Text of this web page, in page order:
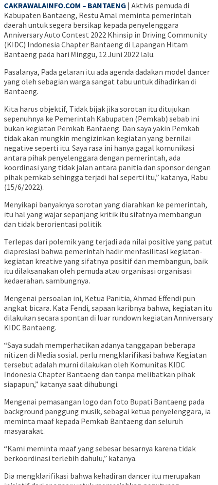
CAKRAWALAINFO.COM – BANTAENG | Aktivis pemuda di
Kabupaten Bantaeng, Restu Amal meminta pemerintah
daerah untuk segera bersikap kepada penyelenggara
Anniversary Auto Contest 2022 Khinsip in Driving Community
(KIDC) Indonesia Chapter Bantaeng di Lapangan Hitam
Bantaeng pada hari Minggu, 12 Juni 2022 lalu.
Pasalanya, Pada gelaran itu ada agenda dadakan model dancer
yang oleh sebagian warga sangat tabu untuk dihadirkan di
Bantaeng.
Kita harus objektif, Tidak bijak jika sorotan itu ditujukan
sepenuhnya ke Pemerintah Kabupaten (Pemkab) sebab ini
bukan kegiatan Pemkab Bantaeng. Dan saya yakin Pemkab
tidak akan mungkin mengizinkan kegiatan yang bernilai
negative seperti itu. Saya rasa ini hanya gagal komunikasi
antara pihak penyelenggara dengan pemerintah, ada
koordinasi yang tidak jalan antara panitia dan sponsor dengan
pihak pemkab sehingga terjadi hal seperti itu,” katanya, Rabu
(15/6/2022).
Menyikapi banyaknya sorotan yang diarahkan ke pemerintah,
itu hal yang wajar sepanjang kritik itu sifatnya membangun
dan tidak berorientasi politik.
Terlepas dari polemik yang terjadi ada nilai positive yang patut
diapresiasi bahwa pemerintah hadir menfasilitasi kegiatan-
kegiatan kreative yang sifatnya positif dan membangun, baik
itu dilaksanakan oleh pemuda atau organisasi organisasi
kedaerahan. sambungnya.
Mengenai persoalan ini, Ketua Panitia, Ahmad Effendi pun
angkat bicara. Kata Fendi, sapaan karibnya bahwa, kegiatan itu
dilakukan secara spontan di luar rundown kegiatan Anniversary
KIDC Bantaeng.
“Saya sudah memperhatikan adanya tanggapan beberapa
nitizen di Media sosial. perlu mengklarifikasi bahwa Kegiatan
tersebut adalah murni dilakukan oleh Komunitas KIDC
Indonesia Chapter Bantaeng dan tanpa melibatkan pihak
siapapun,” katanya saat dihubungi.
Mengenai pemasangan logo dan foto Bupati Bantaeng pada
background panggung musik, sebagai ketua penyelenggara, ia
meminta maaf kepada Pemkab Bantaeng dan seluruh
masyarakat.
“Kami meminta maaf yang sebesar besarnya karena tidak
berkoordinasi terlebih dahulu,” katanya.
Dia mengklarifikasi bahwa kehadiran dancer itu merupakan